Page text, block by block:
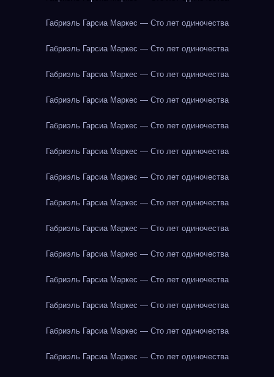
Габриэль Гарсиа Маркес — Сто лет одиночества
Габриэль Гарсиа Маркес — Сто лет одиночества
Габриэль Гарсиа Маркес — Сто лет одиночества
Габриэль Гарсиа Маркес — Сто лет одиночества
Габриэль Гарсиа Маркес — Сто лет одиночества
Габриэль Гарсиа Маркес — Сто лет одиночества
Габриэль Гарсиа Маркес — Сто лет одиночества
Габриэль Гарсиа Маркес — Сто лет одиночества
Габриэль Гарсиа Маркес — Сто лет одиночества
Габриэль Гарсиа Маркес — Сто лет одиночества
Габриэль Гарсиа Маркес — Сто лет одиночества
Габриэль Гарсиа Маркес — Сто лет одиночества
Габриэль Гарсиа Маркес — Сто лет одиночества
Габриэль Гарсиа Маркес — Сто лет одиночества